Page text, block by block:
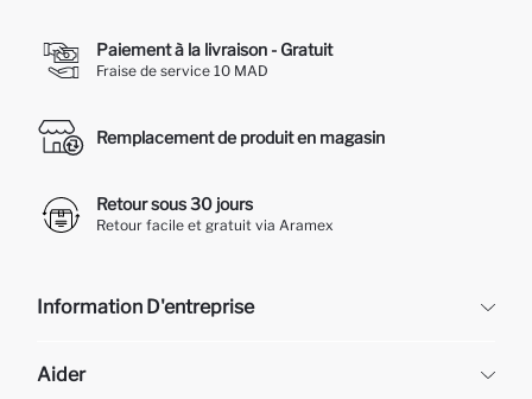
Paiement à la livraison - Gratuit
Fraise de service 10 MAD
Remplacement de produit en magasin
Retour sous 30 jours
Retour facile et gratuit via Aramex
Information D'entreprise
À propos de nous
Aider